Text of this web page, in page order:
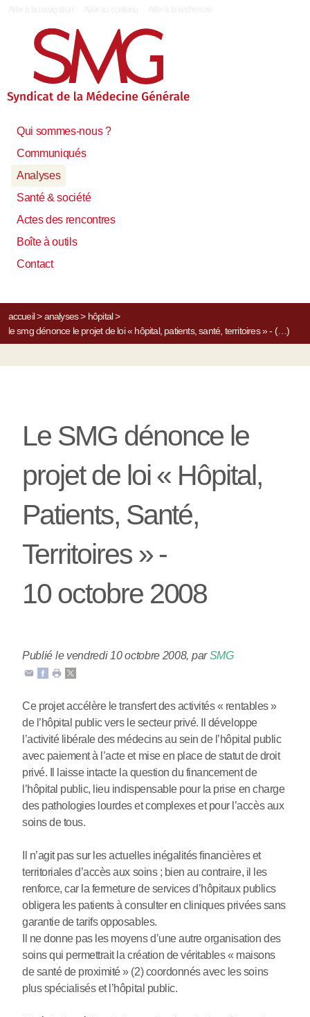
Qui sommes-nous ?
Communiqués
Analyses
Santé & société
Actes des rencontres
Boîte à outils
Contact
accueil> analyses> hôpital>
le smg dénonce le projet de loi « hôpital, patients, santé, territoires » - (…)
Le SMG dénonce le
projet de loi « Hôpital,
Patients, Santé,
Territoires » -
10 octobre 2008
Publié le vendredi 10 octobre 2008, parSMG
Ce projet accélère le transfert des activités « rentables »
de l’hôpital public vers le secteur privé. Il développe
l’activité libérale des médecins au sein de l’hôpital public
avec paiement à l’acte et mise en place de statut de droit
privé. Il laisse intacte la question du financement de
l’hôpital public, lieu indispensable pour la prise en charge
des pathologies lourdes et complexes et pour l’accès aux
soins de tous.
Il n’agit pas sur les actuelles inégalités financières et
territoriales d’accès aux soins ; bien au contraire, il les
renforce, car la fermeture de services d’hôpitaux publics
obligera les patients à consulter en cliniques privées sans
garantie de tarifs opposables.
Il ne donne pas les moyens d’une autre organisation des
soins qui permettrait la création de véritables « maisons
de santé de proximité » (2) coordonnés avec les soins
plus spécialisés et l’hôpital public.